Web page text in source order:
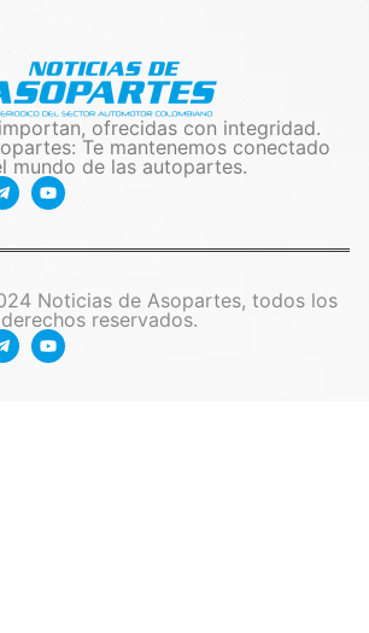
ofrecidas con integridad.
Te mantenemos conectado
mundo de las autopartes.
Noticias de Asopartes, todos los
derechos reservados.